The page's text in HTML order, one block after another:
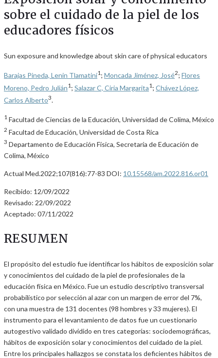
sobre el cuidado de la piel de los
educadores físicos
Sun exposure and knowledge about skin care of physical educators
Barajas Pineda, Lenin Tlamatini1 ; Moncada Jiménez, José2; Flores
Moreno, Pedro Julián1 ; Salazar C, Ciria Margarita1 ; Chávez López,
Carlos Alberto3.
1 Facultad de Ciencias de la Educación, Universidad de Colima, México
2 Facultad de Educación, Universidad de Costa Rica
3 Departamento de Educación Física, Secretaría de Educación de
Colima, México
Actual Med.2022;107(816):77-83 DOI: 10.15568/am.2022.816.or01
Recibido: 12/09/2022
Revisado: 22/09/2022
Aceptado: 07/11/2022
RESUMEN
El propósito del estudio fue identificar los hábitos de exposición solar
y conocimientos del cuidado de la piel de profesionales de la
educación física en México. Fue un estudio descriptivo transversal
probabilístico por selección al azar con un margen de error del 7%,
con una muestra de 131 docentes (98 hombres y 33 mujeres). El
instrumento para el levantamiento de datos fue un cuestionario
autogestivo validado dividido en tres categorías: sociodemográficas,
hábitos de exposición solar y conocimientos del cuidado de la piel.
Entre los principales hallazgos se constata los deficientes hábitos de